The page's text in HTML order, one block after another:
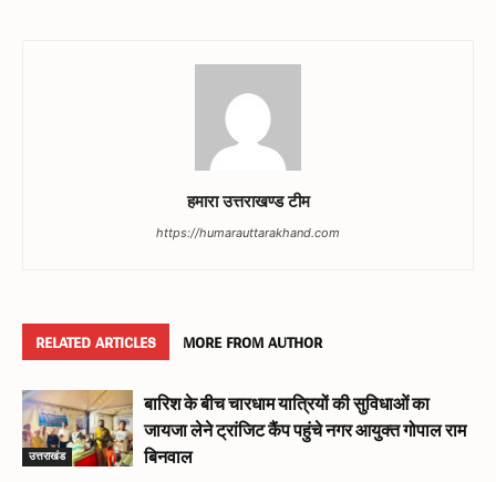
हमारा उत्तराखण्ड टीम
https://humarauttarakhand.com
RELATED ARTICLES MORE FROM AUTHOR
उत्तराखंड
बारिश के बीच चारधाम यात्रियों की सुविधाओं का
जायजा लेने ट्रांजिट कैंप पहुंचे नगर आयुक्त गोपाल राम
बिनवाल